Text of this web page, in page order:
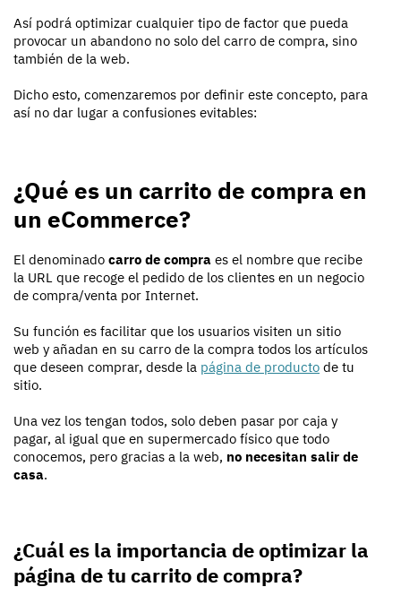
Así podrá optimizar cualquier tipo de factor que pueda
provocar un abandono no solo del carro de compra, sino
también de la web.
Dicho esto, comenzaremos por definir este concepto, para
así no dar lugar a confusiones evitables:
¿Qué es un carrito de compra en
un eCommerce?
El denominado carro de compra es el nombre que recibe
la URL que recoge el pedido de los clientes en un negocio
de compra/venta por Internet.
Su función es facilitar que los usuarios visiten un sitio
web y añadan en su carro de la compra todos los artículos
que deseen comprar, desde la página de producto de tu
sitio.
Una vez los tengan todos, solo deben pasar por caja y
pagar, al igual que en supermercado físico que todo
conocemos, pero gracias a la web, no necesitan salir de
casa.
¿Cuál es la importancia de optimizar la
página de tu carrito de compra?